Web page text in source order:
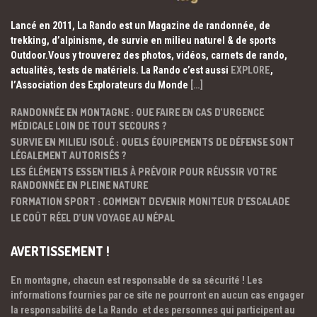
Lancé en 2011, La Rando est un Magazine de randonnée, de
trekking, d’alpinisme, de survie en milieu naturel & de sports
Outdoor.Vous y trouverez des photos, vidéos, carnets de rando,
actualités, tests de matériels. La Rando c’est aussi EXPLORE,
l’Association des Explorateurs du Monde […]
RANDONNÉE EN MONTAGNE : QUE FAIRE EN CAS D’URGENCE
MÉDICALE LOIN DE TOUT SECOURS ?
SURVIE EN MILIEU ISOLÉ : QUELS ÉQUIPEMENTS DE DÉFENSE SONT
LÉGALEMENT AUTORISÉS ?
LES ÉLÉMENTS ESSENTIELS À PRÉVOIR POUR RÉUSSIR VOTRE
RANDONNÉE EN PLEINE NATURE
FORMATION SPORT : COMMENT DEVENIR MONITEUR D’ESCALADE
LE COÛT RÉEL D’UN VOYAGE AU NÉPAL
AVERTISSEMENT !
En montagne, chacun est responsable de sa sécurité ! Les
informations fournies par ce site ne pourront en aucun cas engager
la responsabilité de La Rando et des personnes qui participent au